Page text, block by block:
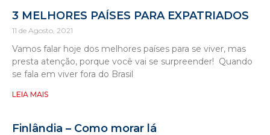
3 MELHORES PAÍSES PARA EXPATRIADOS
11 de Agosto, 2021
Vamos falar hoje dos melhores países para se viver, mas
presta atenção, porque você vai se surpreender! Quando
se fala em viver fora do Brasil
LEIA MAIS
Finlândia – Como morar lá